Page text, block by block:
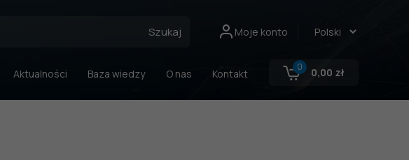
Szukaj Moje konto
Aktualności Baza wiedzy O nas Kontakt
0 0,00 zł